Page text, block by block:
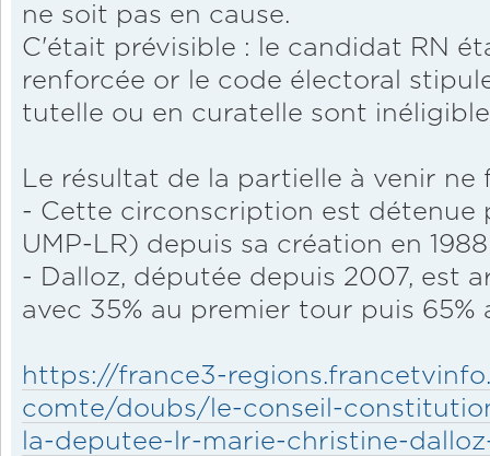
ne soit pas en cause.
C'était prévisible : le candidat RN
renforcée or le code électoral
tutelle ou en curatelle sont
Le résultat de la partielle à venir
- Cette circonscription est détenue
UMP-LR) depuis sa création en 1988
- Dalloz, députée depuis 2007, est
avec 35% au premier tour puis 65%
https://france3-
comte/doubs/le-conseil-
la-deputee-lr-marie-christine-